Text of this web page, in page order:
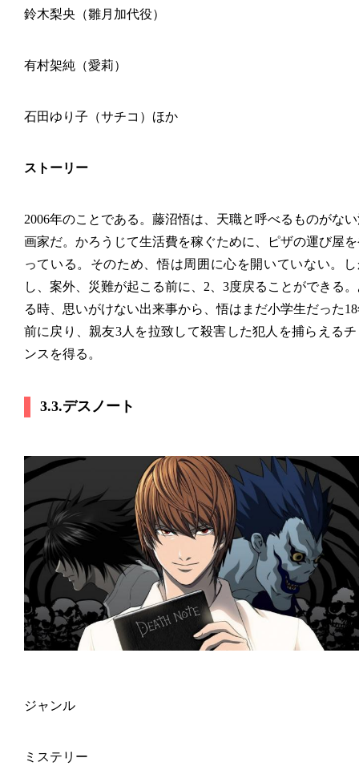
鈴木梨央（雛月加代役）
有村架純（愛莉）
石田ゆり子（サチコ）ほか
ストーリー
2006年のことである。藤沼悟は、天職と呼べるものがな
画家だ。かろうじて生活費を稼ぐために、ピザの運び屋
っている。そのため、悟は周囲に心を開いていない。し
し、案外、災難が起こる前に、2、3度戻ることができる
る時、思いがけない出来事から、悟はまだ小学生だった
前に戻り、親友3人を拉致して殺害した犯人を捕らえる
ンスを得る。
3.3.デスノート
ジャンル
ミステリー